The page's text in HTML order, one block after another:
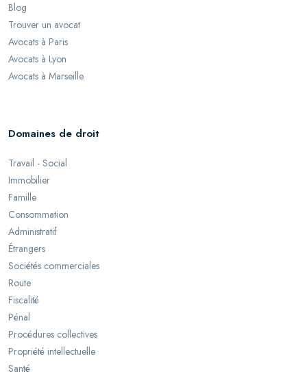
Blog
Trouver un avocat
Avocats à Paris
Avocats à Lyon
Avocats à Marseille
Domaines de droit
Travail - Social
Immobilier
Famille
Consommation
Administratif
Étrangers
Sociétés commerciales
Route
Fiscalité
Pénal
Procédures collectives
Propriété intellectuelle
Santé